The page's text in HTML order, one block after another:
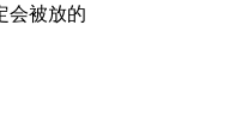
会被放的